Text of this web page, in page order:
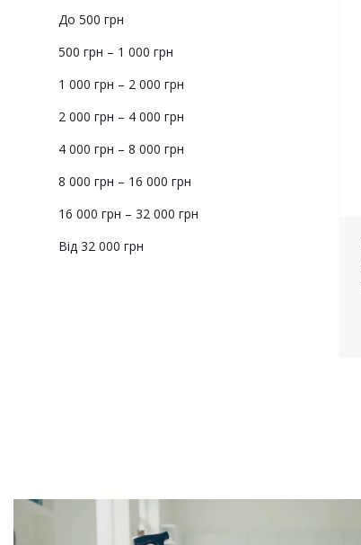
До 500 грн
500 грн – 1 000 грн
1 000 грн – 2 000 грн
2 000 грн – 4 000 грн
4 000 грн – 8 000 грн
8 000 грн – 16 000 грн
16 000 грн – 32 000 грн
Від 32 000 грн